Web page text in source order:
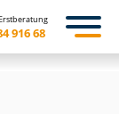
916 68